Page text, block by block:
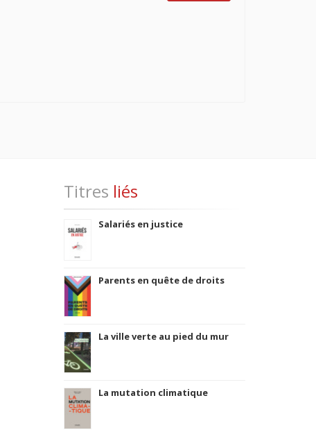
Titres liés
Salariés en justice
Parents en quête de droits
La ville verte au pied du mur
La mutation climatique